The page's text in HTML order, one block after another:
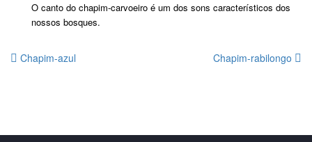
O canto do chapim-carvoeiro é um dos sons característicos dos
nossos bosques.
Chapim-azul Chapim-rabilongo